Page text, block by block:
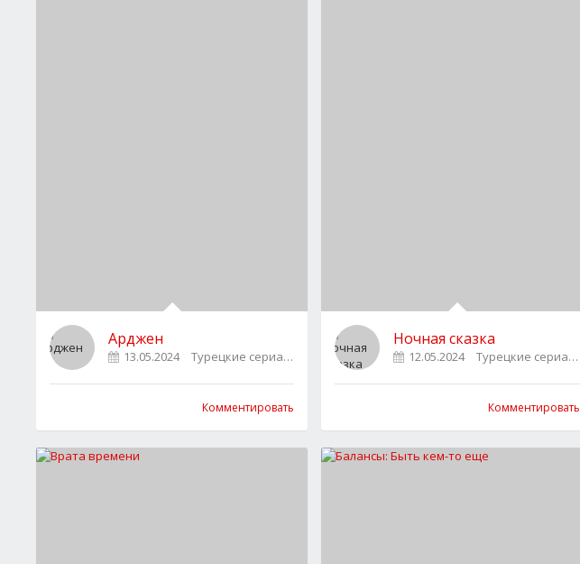
Арджен
13.05.2024 Турецкие сериалы
Комментировать
Ночная сказка
12.05.2024 Турецкие сериалы
Комментировать